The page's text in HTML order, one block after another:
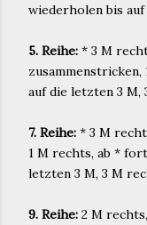
wiederholen bis
5. Reihe: * 3 M
auf die letzten 3 M,
7. Reihe: * 3 M
1 M rechts, ab *
letzten 3 M, 3 M
9. Reihe: 2 M